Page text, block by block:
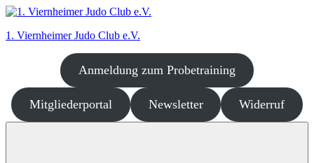
Zum
springen
1. Viernheimer Judo Club e.V.
dort
wo
es
Anmeldung zum Probetraining
Mitgliederportal Newsletter Widerruf